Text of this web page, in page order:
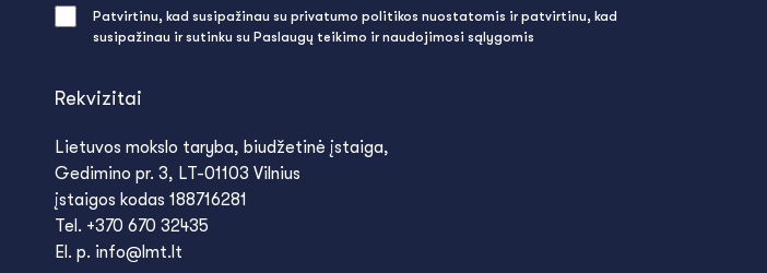
Rekvizitai
Lietuvos mokslo taryba, biudžetinė įstaiga,
Gedimino pr. 3, LT-01103 Vilnius
įstaigos kodas 188716281
Tel. +370 670 32435
El. p. info@lmt.lt
Patvirtinu, kad susipažinau su privatumo politikos nuostatomis ir patvirtinu, kad
susipažinau ir sutinku su Paslaugų teikimo ir naudojimosi sąlygomis